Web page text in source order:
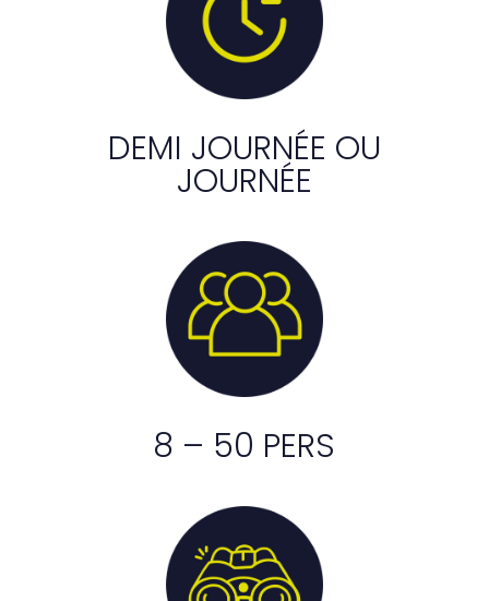
DEMI JOURNÉE OU
JOURNÉE
8 – 50 PERS